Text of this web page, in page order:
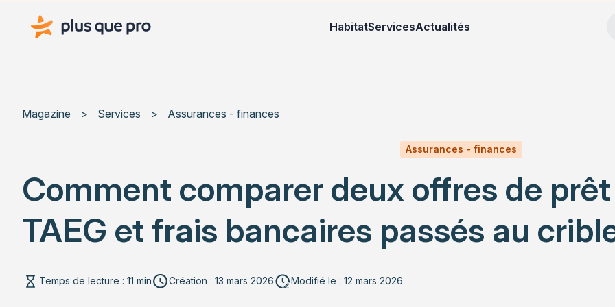
Plus que pro Mag'
HabitatServicesActualités
Magazine > Services > Assurances - finances
Assurances - finances
Comment comparer deux offres de
TAEG et frais bancaires passés au
Temps de lecture : 11 min Création : 13 mars 2026 Modifié le : 12 mars 2026